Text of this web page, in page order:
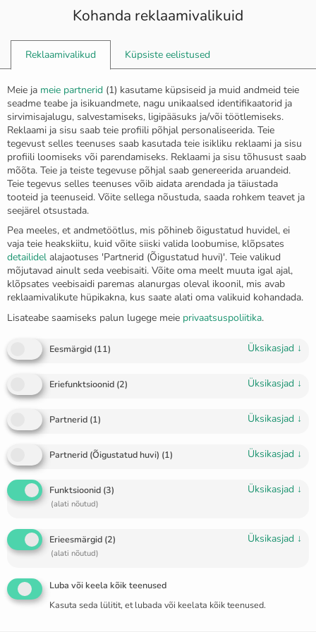
Esileht
Kõrvarõngad
Lakoonilised pärlkõrvarõngad “Vela”
Lakoonilised pärlkõrvarõngad
“Vela”
€310.00
Kohanda reklaamivalikuid
Reklaamivalikud Küpsiste eelistused
Meie ja meie partnerid (1) kasutame küpsiseid ja muid andmeid teie
seadme teabe ja isikuandmete, nagu unikaalsed identifikaatorid ja
sirvimisajalugu, salvestamiseks, ligipääsuks ja/või töötlemiseks.
Reklaami ja sisu saab teie profiili põhjal personaliseerida. Teie
tegevust selles teenuses saab kasutada teie isikliku reklaami ja sisu
profiili loomiseks või parendamiseks. Reklaami ja sisu tõhusust saab
mõõta. Teie ja teiste tegevuse põhjal saab genereerida aruandeid.
Teie tegevus selles teenuses võib aidata arendada ja täiustada
tooteid ja teenuseid. Võite sellega nõustuda, saada rohkem teavet ja
seejärel otsustada.
Pea meeles, et andmetöötlus, mis põhineb õigustatud huvidel, ei
vaja teie heakskiitu, kuid võite siiski valida loobumise, klõpsates
detailidel alajaotuses 'Partnerid (Õigustatud huvi)'. Teie valikud
mõjutavad ainult seda veebisaiti. Võite oma meelt muuta igal ajal,
klõpsates veebisaidi paremas alanurgas oleval ikoonil, mis avab
reklaamivalikute hüpikakna, kus saate alati oma valikuid kohandada.
Lisateabe saamiseks palun lugege meie privaatsuspoliitika.
Eesmärgid (11) Üksikasjad ↓
Eriefunktsioonid (2) Üksikasjad ↓
Partnerid (1) Üksikasjad ↓
Partnerid (Õigustatud huvi) (1) Üksikasjad ↓
Funktsioonid (3)
(alati nõutud)
Üksikasjad ↓
Erieesmärgid (2)
(alati nõutud)
Üksikasjad ↓
Luba või keela kõik teenused
Kasuta seda lülitit, et lubada või keelata kõik teenused.